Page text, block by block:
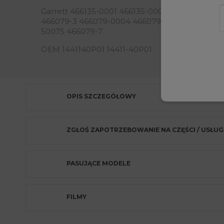
Garrett 466135-0001 466135-0003 466135-
466079-3 466079-0004 466079-5004S
5007S 466079-7
OEM 1441140P01 14411-40P01
OPIS SZCZEGÓŁOWY
ZGŁOŚ ZAPOTRZEBOWANIE NA CZĘŚCI /
PASUJĄCE MODELE
FILMY